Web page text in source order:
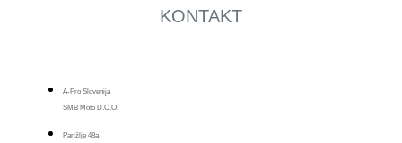
KONTAKT
A-Pro Slovenija
SMB Moto D.o.o.
Parižlje 48a,